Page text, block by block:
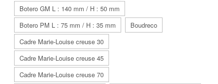
Botero GM L : 140 mm / H : 50 mm
Botero PM L : 75 mm / H : 35 mm
Boudreco
Cadre Marie-Louise creuse 30
Cadre Marie-Louise creuse 45
Cadre Marie-Louise creuse 70